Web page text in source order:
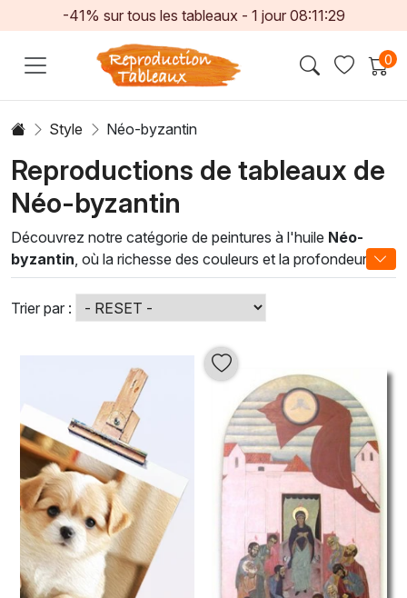
-41% sur tous les tableaux - 1 jour 08:11:28
0
Style Néo-byzantin
Reproductions de tableaux de
Néo-byzantin
Découvrez notre catégorie de peintures à l'huile Néo-
byzantin , où la richesse des couleurs et la profondeur des
textures s'unissent pour créer des œuvres d'art
fascinantes. Inspiré par l'art byzantin traditionnel, ce style
moderne réinterprète les motifs religieux et les icônes
sacrées à travers une palette vibrante et des techniques de
peinture à l'huile soigneusement maîtrisées. Chaque
tableau devient une fenêtre sur des siècles d'histoire et de
spiritualité, apportant une touche intemporelle à votre
intérieur.
Les peintures à l'huile
Néo-byzantinque nous proposons
sont le fruit d'un savoir-faire artisanal, mettant en avant un
équilibre subtil entre abstraction et représentation
figurative. En intégrant ces œuvres dans votre espace de
vie, vous invitez une atmosphère artistique unique, propice
à la contemplation et à l'admiration. Transformez votre
environnement avec ces créations inspirantes, qui ne
Trier par :